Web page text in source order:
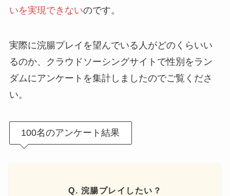
いを実現できないのです。
実際に浣腸プレイを望んでいる人がどのくらいい
るのか、クラウドソーシングサイトで性別をラン
ダムにアンケートを集計しましたのでご覧くださ
い。
100名のアンケート結果
Q. 浣腸プレイしたい？